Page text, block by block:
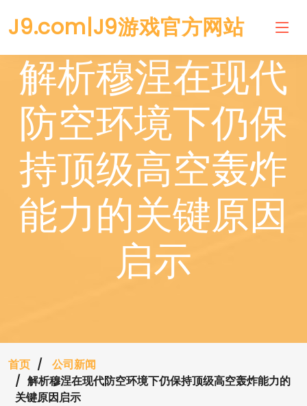
J9.com|J9游戏官方网站
解析穆涅在现代
防空环境下仍保
持顶级高空轰炸
能力的关键原因
启示
首页
公司新闻
解析穆涅在现代防空环境下仍保持顶级高空轰炸能力的
关键原因启示